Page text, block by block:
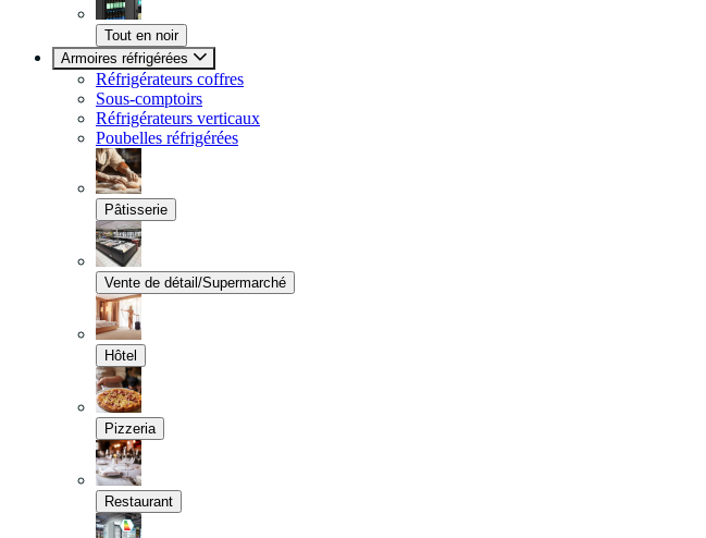
Tout en noir
Armoires réfrigérées
Réfrigérateurs coffres
Sous-comptoirs
Réfrigérateurs verticaux
Poubelles réfrigérées
Pâtisserie
Vente de détail/Supermarché
Hôtel
Pizzeria
Restaurant